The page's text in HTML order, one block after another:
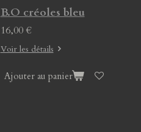
B.O créoles bleu
16,00 €
Voir les détails
Ajouter au panier